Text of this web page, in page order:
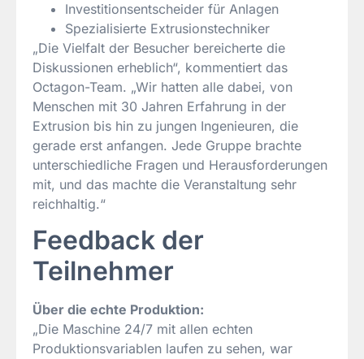
Investitionsentscheider für Anlagen
Spezialisierte Extrusionstechniker
„Die Vielfalt der Besucher bereicherte die
Diskussionen erheblich“, kommentiert das
Octagon-Team. „Wir hatten alle dabei, von
Menschen mit 30 Jahren Erfahrung in der
Extrusion bis hin zu jungen Ingenieuren, die
gerade erst anfangen. Jede Gruppe brachte
unterschiedliche Fragen und Herausforderungen
mit, und das machte die Veranstaltung sehr
reichhaltig.“
Feedback der
Teilnehmer
Über die echte Produktion:
„Die Maschine 24/7 mit allen echten
Produktionsvariablen laufen zu sehen, war